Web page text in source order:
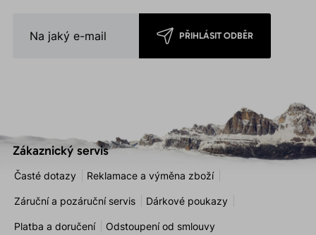
PŘIHLÁSIT ODBĚR
Zákaznický servis
Časté dotazy Reklamace a výměna zboží
Záruční a pozáruční servis Dárkové poukazy
Platba a doručení Odstoupení od smlouvy